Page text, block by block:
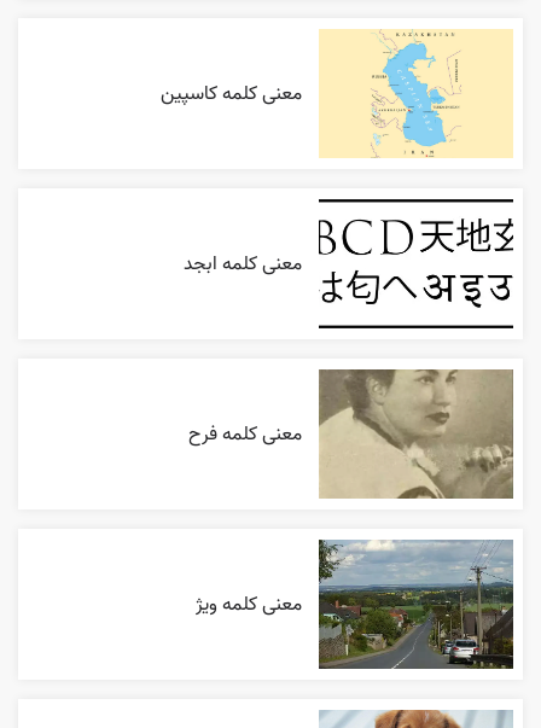
معنی کلمه کاسپین
معنی کلمه ابجد
معنی کلمه فرح
معنی کلمه ویژ